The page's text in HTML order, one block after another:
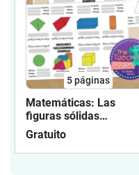
5páginas
Matemáticas: Las
figuras sólidas
geométricas - mini libro
Gratuito